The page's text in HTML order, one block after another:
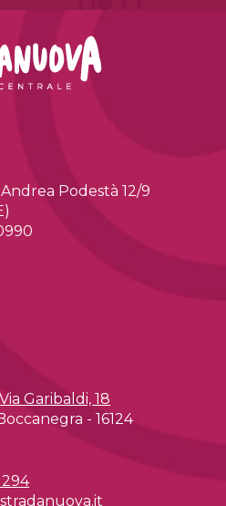
Podestà 12/9
Garibaldi, 18
- 16124